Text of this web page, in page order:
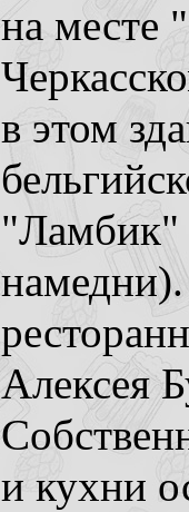
на месте
в этом
"Ламбик"
Алексея
и кухни